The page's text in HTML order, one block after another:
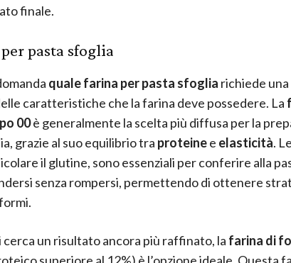
finale.
pasta sfoglia
quale farina per pasta sfoglia richiede una
caratteristiche che la farina deve possedere. La
00è generalmente la scelta più diffusa per la
grazie al suo equilibrio tra proteinee elasticità. Le
il glutine, sono essenziali per conferire alla
senza rompersi, permettendo di ottenere
un risultato ancora più raffinato, la farina di